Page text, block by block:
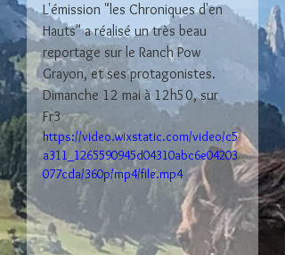
L'émission "les Chroniques d'en
Hauts" a réalisé un très beau
reportage sur le Ranch Pow
Grayon, et ses protagonistes.
Dimanche 12 mai à 12h50, sur
Fr3
https://video.wixstatic.com/video/c5
a311_1265590945d04310abc6e04203
077cda/360p/mp4/file.mp4